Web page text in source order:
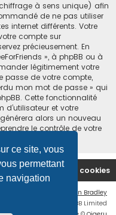
ce site, vous
permettant
navigation
à sens unique) afin
de ne pas utiliser
internet différents. Votre
compte sur
précieusement. En
», à phpBB ou à
légitimement votre
passe de votre compte,
mon mot de passe » qui
Cette fonctionnalité
et votre
alors un nouveau
le contrôle de votre
Supprimer les cookies
Ian Bradley
® Forum Software © phpBB Limited